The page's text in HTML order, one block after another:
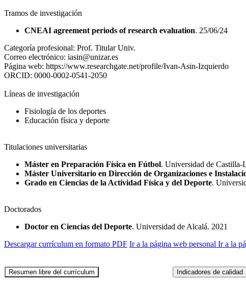
Tramos de investigación
CNEAI agreement periods of research evaluation. 25/06/24
Categoría profesional: Prof. Titular Univ.
Correo electrónico: iasin@unizar.es
Página web: https://www.researchgate.net/profile/Ivan-Asin-Izquierdo
ORCID: 0000-0002-0541-2050
Líneas de investigación
Fisiología de los deportes
Educación física y deporte
Titulaciones universitarias
Máster en Preparación Física en Fútbol. Universidad de Castilla-
Máster Universitario en Dirección de Organizaciones e
Grado en Ciencias de la Actividad Física y del Deporte.
Doctorados
Doctor en Ciencias del Deporte. Universidad de Alcalá. 2021
Descargar currículum en formato PDF Ir a la página web personal Ir a la